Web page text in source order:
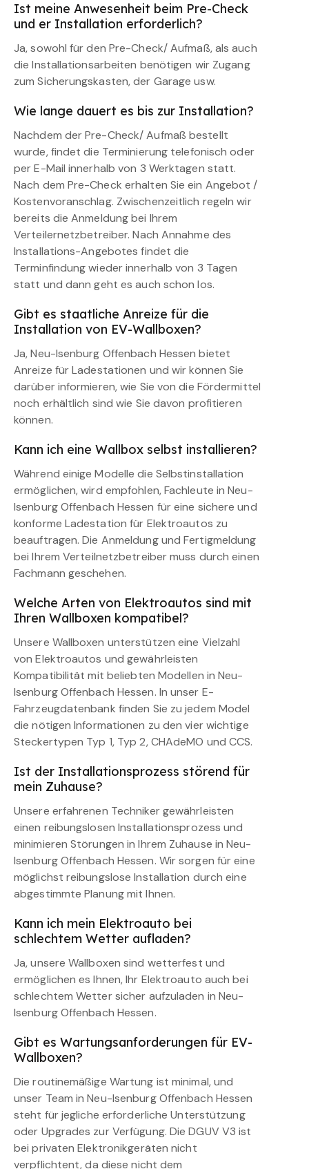
Ist meine Anwesenheit beim Pre-Check
und er Installation erforderlich?
Ja, sowohl für den Pre-Check/ Aufmaß, als auch
die Installationsarbeiten benötigen wir Zugang
zum Sicherungskasten, der Garage usw.
Wie lange dauert es bis zur Installation?
Nachdem der Pre-Check/ Aufmaß bestellt
wurde, findet die Terminierung telefonisch oder
per E-Mail innerhalb von 3 Werktagen statt.
Nach dem Pre-Check erhalten Sie ein Angebot /
Kostenvoranschlag. Zwischenzeitlich regeln wir
bereits die Anmeldung bei Ihrem
Verteilernetzbetreiber. Nach Annahme des
Installations-Angebotes findet die
Terminfindung wieder innerhalb von 3 Tagen
statt und dann geht es auch schon los.
Gibt es staatliche Anreize für die
Installation von EV-Wallboxen?
Ja, Neu-Isenburg Offenbach Hessen bietet
Anreize für Ladestationen und wir können Sie
darüber informieren, wie Sie von die Fördermittel
noch erhältlich sind wie Sie davon profitieren
können.
Kann ich eine Wallbox selbst installieren?
Während einige Modelle die Selbstinstallation
ermöglichen, wird empfohlen, Fachleute in Neu-
Isenburg Offenbach Hessen für eine sichere und
konforme Ladestation für Elektroautos zu
beauftragen. Die Anmeldung und Fertigmeldung
bei Ihrem Verteilnetzbetreiber muss durch einen
Fachmann geschehen.
Welche Arten von Elektroautos sind mit
Ihren Wallboxen kompatibel?
Unsere Wallboxen unterstützen eine Vielzahl
von Elektroautos und gewährleisten
Kompatibilität mit beliebten Modellen in Neu-
Isenburg Offenbach Hessen. In unser E-
Fahrzeugdatenbank finden Sie zu jedem Model
die nötigen Informationen zu den vier wichtige
Steckertypen Typ 1, Typ 2, CHAdeMO und CCS.
Ist der Installationsprozess störend für
mein Zuhause?
Unsere erfahrenen Techniker gewährleisten
einen reibungslosen Installationsprozess und
minimieren Störungen in Ihrem Zuhause in Neu-
Isenburg Offenbach Hessen. Wir sorgen für eine
möglichst reibungslose Installation durch eine
abgestimmte Planung mit Ihnen.
Kann ich mein Elektroauto bei
schlechtem Wetter aufladen?
Ja, unsere Wallboxen sind wetterfest und
ermöglichen es Ihnen, Ihr Elektroauto auch bei
schlechtem Wetter sicher aufzuladen in Neu-
Isenburg Offenbach Hessen.
Gibt es Wartungsanforderungen für EV-
Wallboxen?
Die routinemäßige Wartung ist minimal, und
unser Team in Neu-Isenburg Offenbach Hessen
steht für jegliche erforderliche Unterstützung
oder Upgrades zur Verfügung. Die DGUV V3 ist
bei privaten Elektronikgeräten nicht
verpflichtent, da diese nicht dem